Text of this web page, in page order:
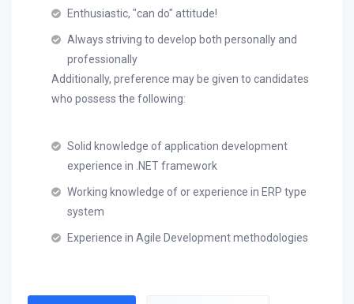
Enthusiastic, "can do" attitude!
Always striving to develop both personally and
professionally
Additionally, preference may be given to candidates
who possess the following:
Solid knowledge of application development
experience in .NET framework
Working knowledge of or experience in ERP type
system
Experience in Agile Development methodologies